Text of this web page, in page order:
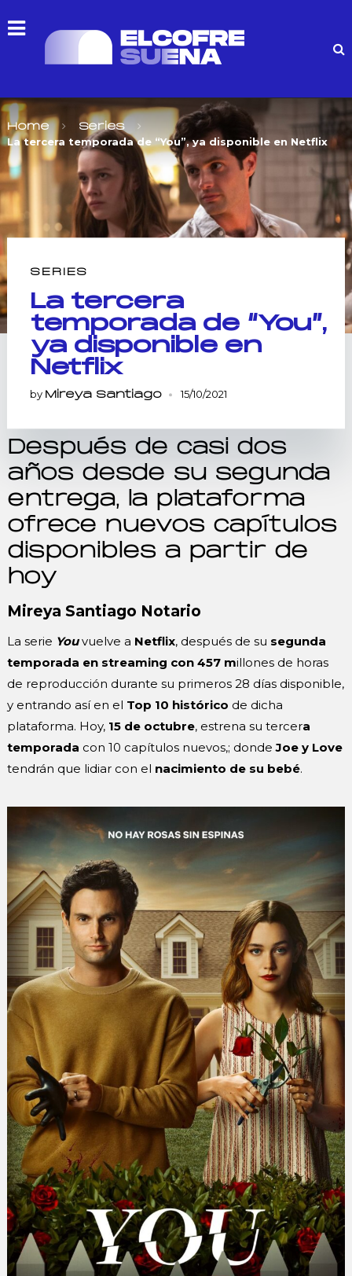
Home Series
La tercera temporada de “You”, ya disponible en Netflix
SERIES
La tercera
temporada de “You”,
ya disponible en
Netflix
by Mireya Santiago 15/10/2021
Después de casi dos
años desde su segunda
entrega, la plataforma
ofrece nuevos capítulos
disponibles a partir de
hoy
Mireya Santiago Notario
La serie Youvuelve a Netflix, después de su segunda
temporada en streaming con 457 millones de horas
de reproducción durante su primeros 28 días disponible,
y entrando así en el Top 10 histórico de dicha
plataforma. Hoy,15 de octubre, estrena su tercera
temporada con 10 capítulos nuevos,; donde Joe y Love
tendrán que lidiar con el nacimiento de su bebé.